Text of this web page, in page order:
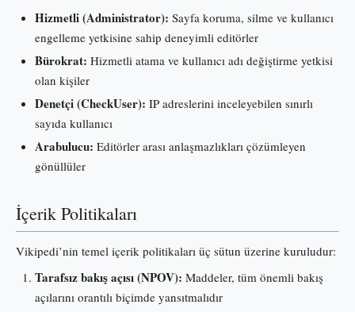
Hizmetli (Administrator): Sayfa koruma, silme ve kullanıcı
engelleme yetkisine sahip deneyimli editörler
Bürokrat: Hizmetli atama ve kullanıcı adı değiştirme yetkisi
olan kişiler
Denetçi (CheckUser): IP adreslerini inceleyebilen sınırlı
sayıda kullanıcı
Arabulucu: Editörler arası anlaşmazlıkları çözümleyen
gönüllüler
İçerik Politikaları
Vikipedi’nin temel içerik politikaları üç sütun üzerine kuruludur:
Tarafsız bakış açısı (NPOV): Maddeler, tüm önemli bakış
açılarını orantılı biçimde yansıtmalıdır